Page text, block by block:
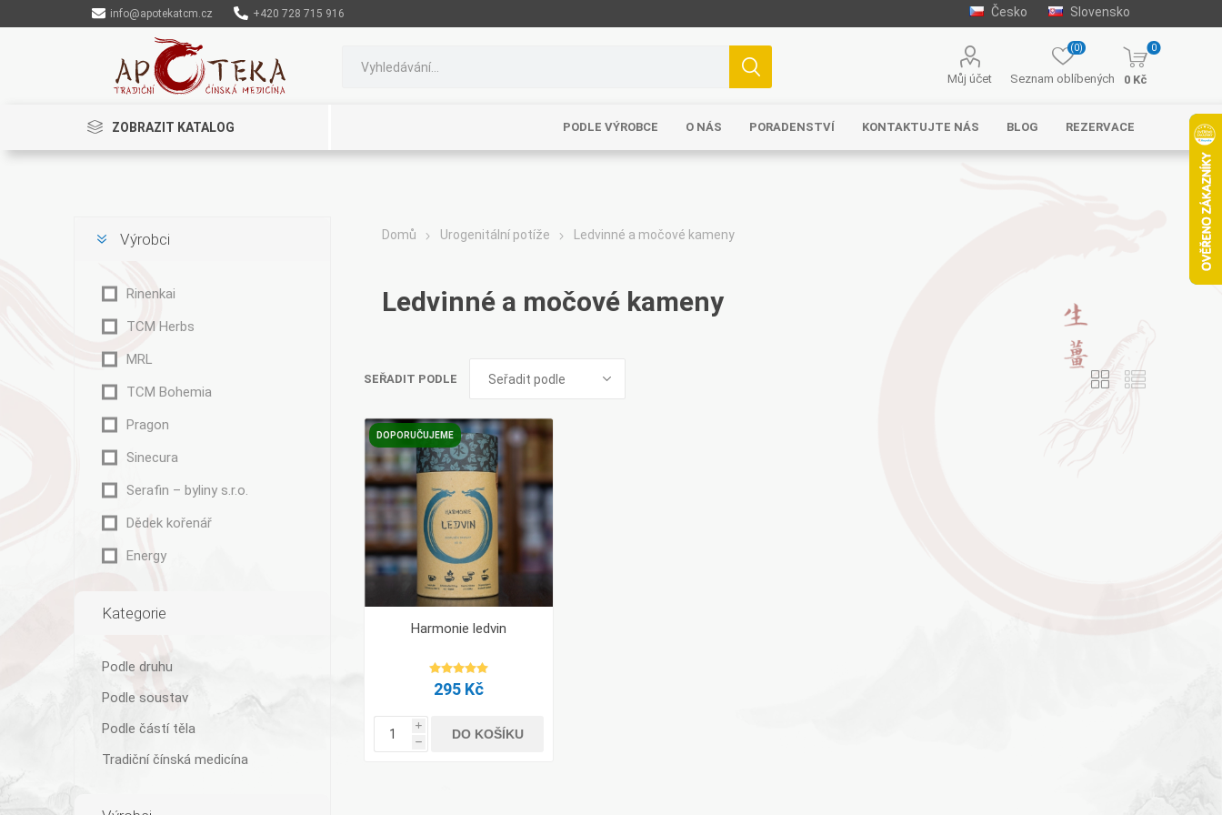
info@apotekatcm.cz +420 728 715 916 Česko Slovensko
Můj účet Seznam oblíbených
(0) 0
0 Kč
ZOBRAZIT KATALOG PODLE VÝROBCE O NÁS PORADENSTVÍ KONTAKTUJTE NÁS BLOG REZERVACE
Domů Urogenitální potíže Ledvinné a močové kameny
Ledvinné a močové kameny
SEŘADIT PODLE
DOPORUČUJEME
Harmonie ledvin
295 Kč
i
h
DO KOŠÍKU
Výrobci
Rinenkai
TCM Herbs
MRL
TCM Bohemia
Pragon
Sinecura
Serafin – byliny s.r.o.
Dědek kořenář
Energy
Kategorie
Podle druhu
Podle soustav
Podle částí těla
Tradiční čínská medicína